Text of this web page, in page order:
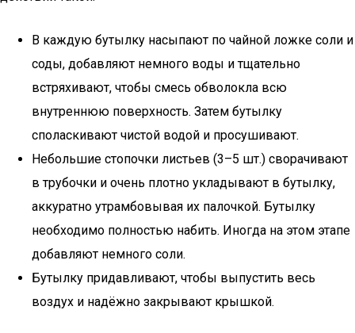
В каждую бутылку насыпают по чайной ложке соли и
соды, добавляют немного воды и тщательно
встряхивают, чтобы смесь обволокла всю
внутреннюю поверхность. Затем бутылку
споласкивают чистой водой и просушивают.
Небольшие стопочки листьев (3–5 шт.) сворачивают
в трубочки и очень плотно укладывают в бутылку,
аккуратно утрамбовывая их палочкой. Бутылку
необходимо полностью набить. Иногда на этом этапе
добавляют немного соли.
Бутылку придавливают, чтобы выпустить весь
воздух и надёжно закрывают крышкой.